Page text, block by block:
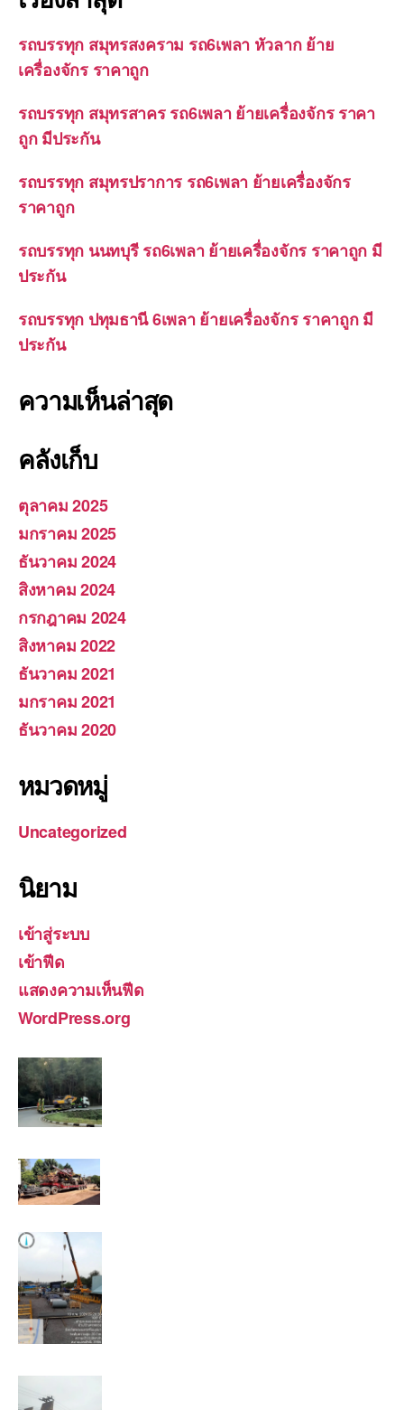
รถบรรทุก สมุทรสงคราม รถ6เพลา หัวลาก ย้าย
เครื่องจักร ราคาถูก
รถบรรทุก สมุทรสาคร รถ6เพลา ย้ายเครื่องจักร ราคา
ถูก มีประกัน
รถบรรทุก สมุทรปราการ รถ6เพลา ย้ายเครื่องจักร
ราคาถูก
รถบรรทุก นนทบุรี รถ6เพลา ย้ายเครื่องจักร ราคาถูก มี
ประกัน
รถบรรทุก ปทุมธานี 6เพลา ย้ายเครื่องจักร ราคาถูก มี
ประกัน
ความเห็นล่าสุด
คลังเก็บ
ตุลาคม 2025
มกราคม 2025
ธันวาคม 2024
สิงหาคม 2024
กรกฎาคม 2024
สิงหาคม 2022
ธันวาคม 2021
มกราคม 2021
ธันวาคม 2020
หมวดหมู่
Uncategorized
นิยาม
เข้าสู่ระบบ
เข้าฟีด
แสดงความเห็นฟีด
WordPress.org